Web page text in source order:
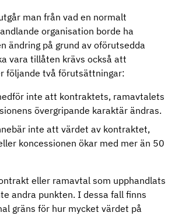
man från vad en normalt
organisation borde ha
ändring på grund av oförutsedda
vara tillåten krävs också att
följande två förutsättningar:
inte att kontraktets, ramavtalets
övergripande karaktär ändras.
inte att värdet av kontraktet,
koncessionen ökar med mer än 50
eller ramavtal som upphandlats
andra punkten. I dessa fall finns
gräns för hur mycket värdet på